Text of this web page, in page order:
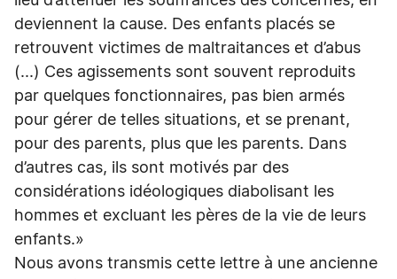
deviennent la cause. Des enfants placés se
retrouvent victimes de maltraitances et d’abus
(...) Ces agissements sont souvent reproduits
par quelques fonctionnaires, pas bien armés
pour gérer de telles situations, et se prenant,
pour des parents, plus que les parents. Dans
d’autres cas, ils sont motivés par des
considérations idéologiques diabolisant les
hommes et excluant les pères de la vie de leurs
enfants.»
Nous avons transmis cette lettre à une ancienne